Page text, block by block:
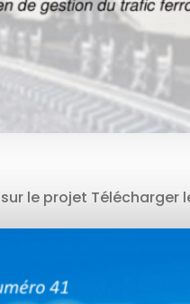
le projet Télécharger